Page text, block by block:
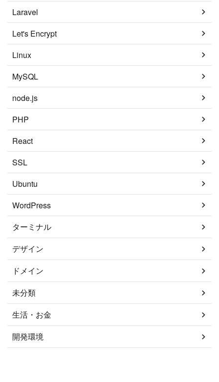
Laravel
Let's Encrypt
Linux
MySQL
node.js
PHP
React
SSL
Ubuntu
WordPress
ターミナル
デザイン
ドメイン
未分類
生活・お金
開発環境